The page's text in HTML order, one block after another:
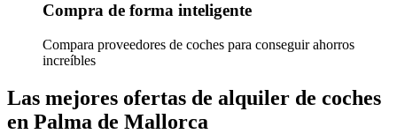
Compra de forma inteligente
Compara proveedores de coches para conseguir ahorros
increíbles
Las mejores ofertas de alquiler de coches
en Palma de Mallorca